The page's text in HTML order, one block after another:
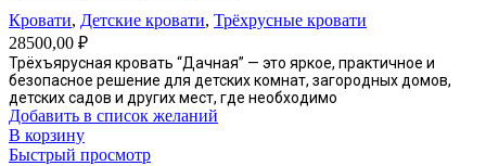
Кровати, Детские кровати, Трёхрусные кровати
28500,00 ₽
Трёхъярусная кровать “Дачная” — это яркое, практичное и
безопасное решение для детских комнат, загородных домов,
детских садов и других мест, где необходимо
Добавить в список желаний
В корзину
Быстрый просмотр